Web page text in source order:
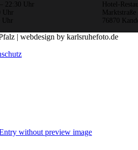
22:30 Uhr
Uhr
Hotel-
Marktstraße
76870 Kandel
| webdesign by karlsruhefoto.de
without preview image